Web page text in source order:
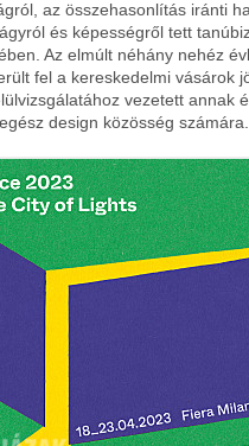
az összehasonlítás iránti
és képességről tett
Az elmúlt néhány nehéz
fel a kereskedelmi vásárok
vezetett annak
design közösség számára.